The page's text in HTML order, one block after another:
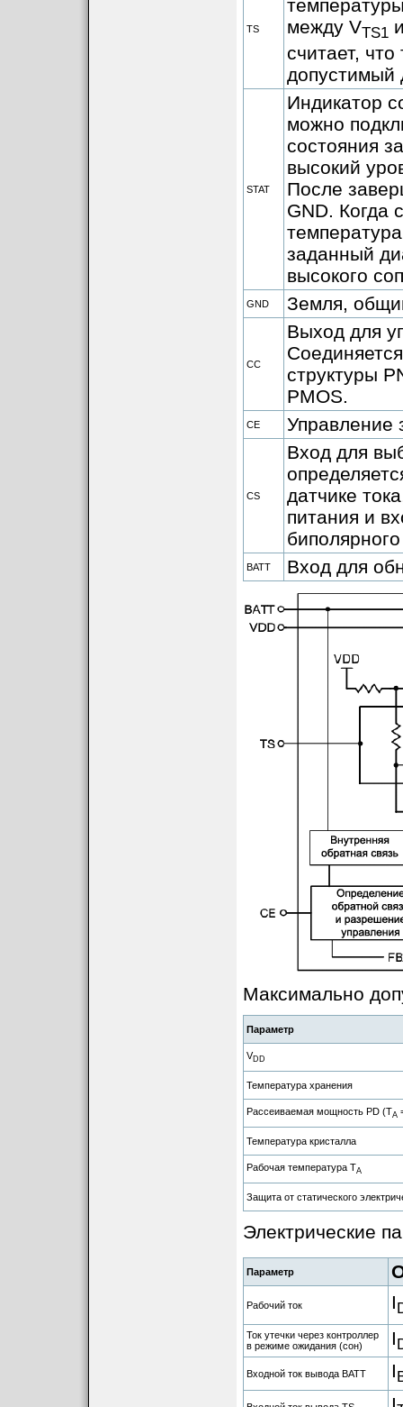
TS
между VTS1
считает,
допустимый
STAT
Индикатор
можно
состояния
высокий
После
GND. Когда
заданный
высокого
GND Земля,
CC
Выход для
структуры
PMOS.
CE Управление
CS
Вход для
датчике
питания и
BATT Вход для
Максимально
Параметр
VDD
Температура хранения
Рассеиваемая мощность PD (TA
Температура кристалла
Рабочая температура TA
Защита от статического
Электрические
Параметр
Рабочий ток I
Ток утечки через контроллер
в режиме ожидания (сон)
I
Входной ток вывода BATT I